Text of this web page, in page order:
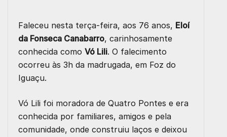
Faleceu nesta terça-feira, aos 76 anos, Eloí
da Fonseca Canabarro, carinhosamente
conhecida como Vó Lili. O falecimento
ocorreu às 3h da madrugada, em Foz do
Iguaçu.
Vó Lili foi moradora de Quatro Pontes e era
conhecida por familiares, amigos e pela
comunidade, onde construiu laços e deixou